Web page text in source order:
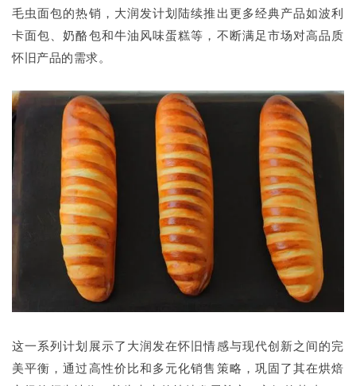
毛虫面包的热销，大润发计划陆续推出更多经典产品如波利
卡面包、奶酪包和牛油风味蛋糕等，不断满足市场对高品质
怀旧产品的需求。
这一系列计划展示了大润发在怀旧情感与现代创新之间的完
美平衡，通过高性价比和多元化销售策略，巩固了其在烘焙